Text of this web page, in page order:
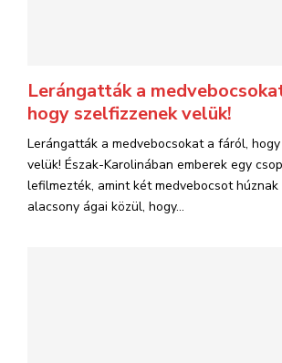
Lerángatták a
hogy szelfizzenek velük!
Lerángatták a medvebocsokat a fáról,
velük! Észak-Karolinában emberek egy
lefilmezték, amint két medvebocsot
alacsony ágai közül, hogy...